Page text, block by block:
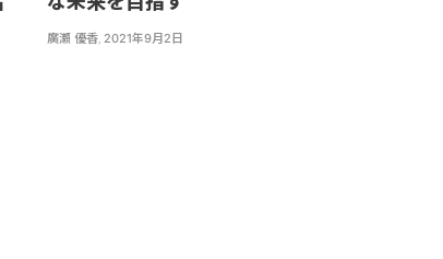
廣瀬 優香, 2021年9月2日